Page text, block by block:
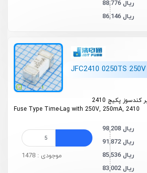
88,776 ریال
86,146 ریال
JFC2410 0250TS
Fuse Type Time-Lag with 250V, 250mA, 2410
98,208 ریال
91,872 ریال
85,536 ریال
83,002 ریال
موجودی : 1478